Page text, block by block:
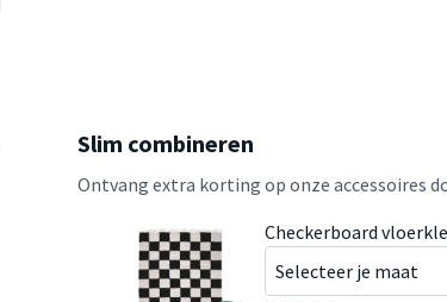
Slim combineren
Ontvang extra korting op onze accessoires
Checkerboard